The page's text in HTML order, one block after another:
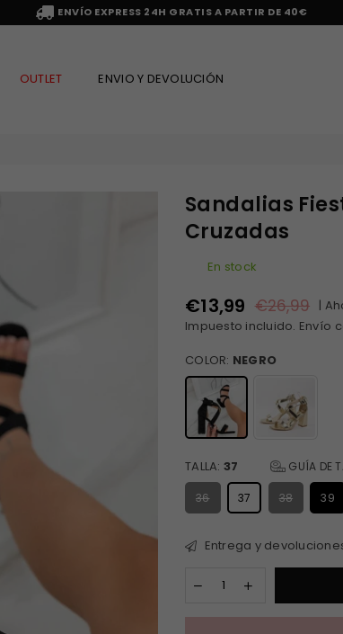
ENVÍO EXPRESS 24H GRATIS A PARTIR DE 40€
OUTLET ENVIO Y DEVOLUCIÓN
Sandalias
Cruzadas
En stock
Precio
habitual
€13,99 €26,99 |
Impuesto incluido. Envío
COLOR: NEGRO
TALLA: 37 GUÍA DE
36 37 38 39
Entrega y